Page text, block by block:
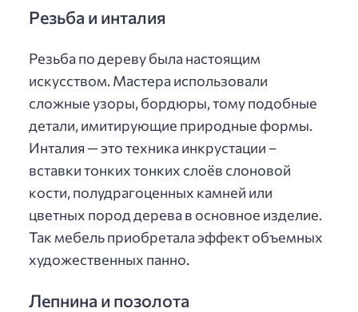
Резьба и инталия
Резьба по дереву была настоящим
искусством. Мастера использовали
сложные узоры, бордюры, тому подобные
детали, имитирующие природные формы.
Инталия — это техника инкрустации –
вставки тонких тонких слоёв слоновой
кости, полудрагоценных камней или
цветных пород дерева в основное изделие.
Так мебель приобретала эффект объемных
художественных панно.
Лепнина и позолота